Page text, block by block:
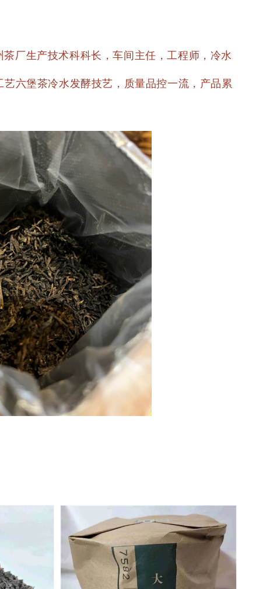
厂生产技术科科长，车间主任，工程师，冷水
六堡茶冷水发酵技艺，质量品控一流，产品累